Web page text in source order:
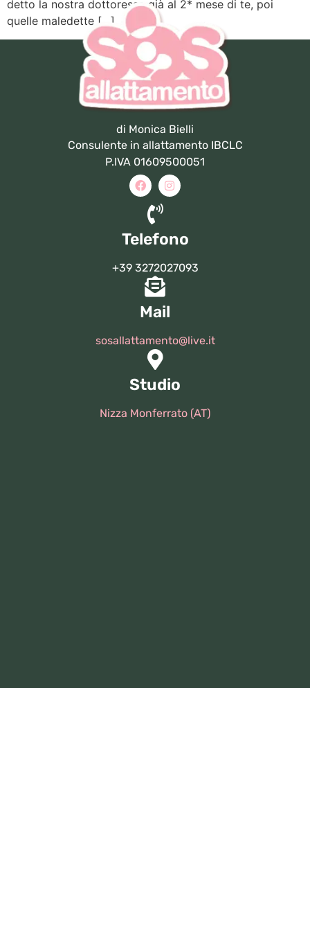
detto la nostra dottoressa già al 2* mese di te, poi
quelle maledette […]
di Monica Bielli
Consulente in allattamento IBCLC
P.IVA 01609500051
Telefono
+39 3272027093
Mail
sosallattamento@live.it
Studio
Nizza Monferrato (AT)